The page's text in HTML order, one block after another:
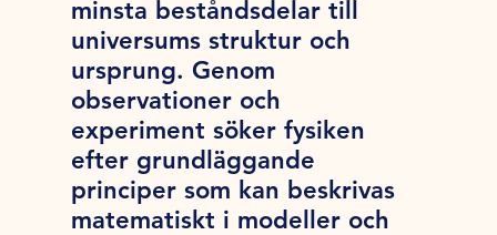
minsta beståndsdelar till
universums struktur och
ursprung. Genom
observationer och
experiment söker fysiken
efter grundläggande
principer som kan beskrivas
matematiskt i modeller och